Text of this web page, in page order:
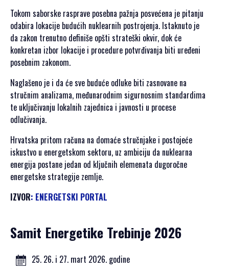
SPONZORI SET
2020
PORTFOLIO SET
DRUŠTVENI
DOGAĐAJI
HERCEGOVAČKA
VEČERA
IZLETI
NOVOSTI
SAMIT
Tokom saborske rasprave posebna pažnja posvećena je pitanju
odabira lokacije budućih nuklearnih postrojenja. Istaknuto je
da zakon trenutno definiše opšti strateški okvir, dok će
konkretan izbor lokacije i procedure potvrđivanja biti uređeni
posebnim zakonom.
Naglašeno je i da će sve buduće odluke biti zasnovane na
stručnim analizama, međunarodnim sigurnosnim standardima
te uključivanju lokalnih zajednica i javnosti u procese
odlučivanja.
Hrvatska pritom računa na domaće stručnjake i postojeće
iskustvo u energetskom sektoru, uz ambiciju da nuklearna
energija postane jedan od ključnih elemenata dugoročne
energetske strategije zemlje.
IZVOR: ENERGETSKI PORTAL
Samit Energetike Trebinje 2026
25. 26. i 27. mart 2026. godine